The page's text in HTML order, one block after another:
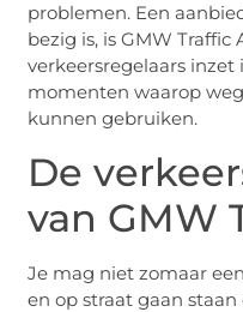
problemen. Een
bezig is, is GMW Traffic
verkeersregelaars
momenten waarop
kunnen gebruiken.
De
van GMW
Je mag niet zomaar
en op straat gaan